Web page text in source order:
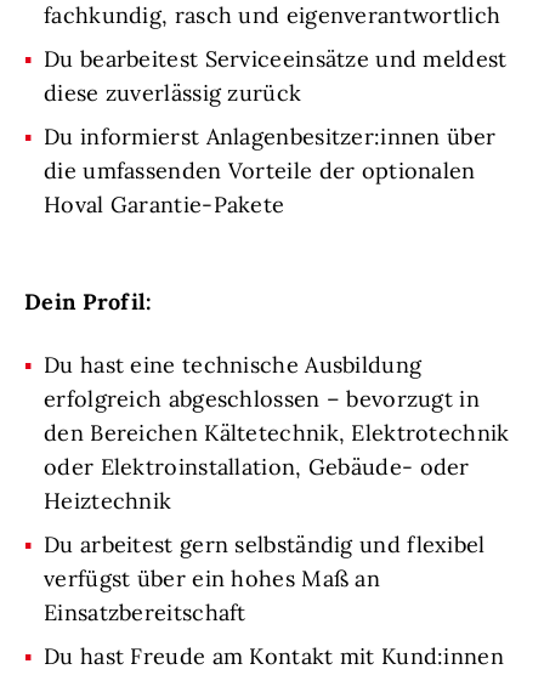
fachkundig, rasch und eigenverantwortlich
Du bearbeitest Serviceeinsätze und meldest
diese zuverlässig zurück
Du informierst Anlagenbesitzer:innen über
die umfassenden Vorteile der optionalen
Hoval Garantie-Pakete
Dein Profil:
Du hast eine technische Ausbildung
erfolgreich abgeschlossen – bevorzugt in
den Bereichen Kältetechnik, Elektrotechnik
oder Elektroinstallation, Gebäude- oder
Heiztechnik
Du arbeitest gern selbständig und flexibel
verfügst über ein hohes Maß an
Einsatzbereitschaft
Du hast Freude am Kontakt mit Kund:innen